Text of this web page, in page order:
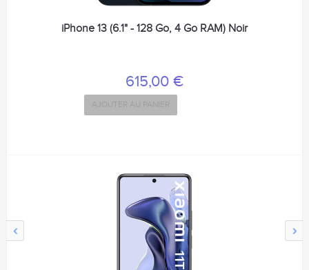
‹ ›
iPhone 13 (6.1" - 128 Go, 4 Go RAM) Noir
615,00 €
AJOUTER AU PANIER